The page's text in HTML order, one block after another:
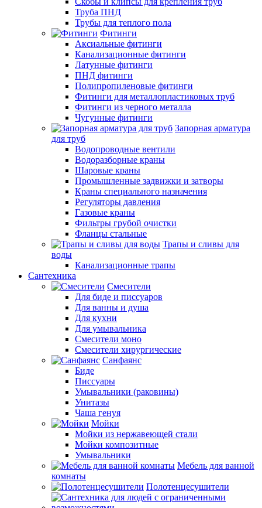
Труба ПНД
Трубы для теплого пола
Фитинги
Аксиальные фитинги
Канализационные фитинги
Латунные фитинги
ПНД фитинги
Полипропиленовые фитинги
Фитинги для металлопластиковых труб
Фитинги из черного металла
Чугунные фитинги
Запорная арматура
для труб
Водопроводные вентили
Водоразборные краны
Шаровые краны
Промышленные задвижки и затворы
Краны специального назначения
Регуляторы давления
Газовые краны
Фильтры грубой очистки
Фланцы стальные
Трапы и сливы для
воды
Канализационные трапы
Сантехника
Смесители
Для биде и писсуаров
Для ванны и душа
Для кухни
Для умывальника
Смесители моно
Смесители хирургические
Санфаянс
Биде
Писсуары
Умывальники (раковины)
Унитазы
Чаша генуя
Мойки
Мойки из нержавеющей стали
Мойки композитные
Умывальники
Мебель для ванной
комнаты
Полотенцесушители